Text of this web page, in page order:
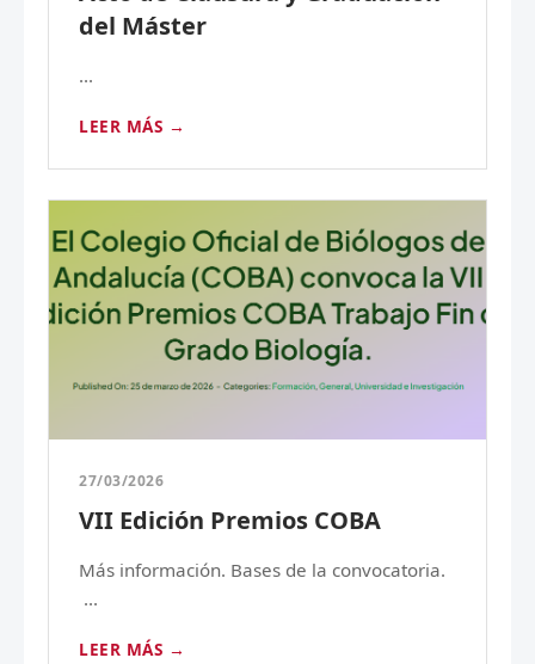
del Máster
...
LEER MÁS →
27/03/2026
VII Edición Premios COBA
Más información. Bases de la convocatoria.
...
LEER MÁS →